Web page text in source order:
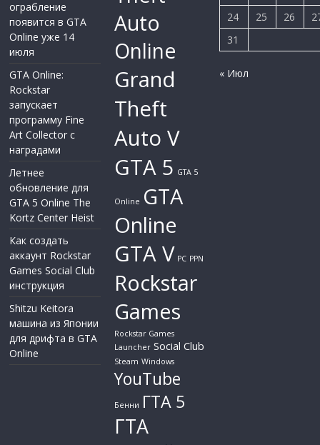
ограбление
появится в GTA
Online уже 14
июля
GTA Online:
Rockstar
запускает
программу Fine
Art Collector с
наградами
Летнее
обновление для
GTA 5 Online The
Kortz Center Heist
Как создать
аккаунт Rockstar
Games Social Club
инструкция
Shitzu Keitora
машина из Японии
для дрифта в GTA
Online
Auto
Online
Grand
Theft
Auto V
GTA 5 GTA 5
Online GTA
Online
GTA V PC PPN
Rockstar
Games
Rockstar Games
Launcher Social Club
Steam Windows
YouTube
Бенни ГТА 5
ГТА
24
25 26
31
« Июл